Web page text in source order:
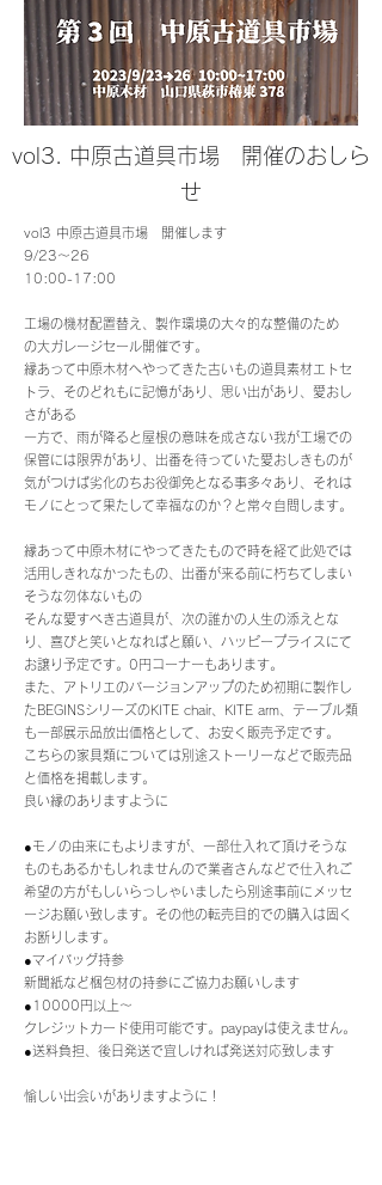
​vol3. 中原古道具市場 開催のおしら
せ
vol3 中原古道具市場 開催します
9/23〜26
10:00-17:00
工場の機材配置替え、製作環境の大々的な整備のため
の大ガレージセール開催です。
縁あって中原木材へやってきた古いもの道具素材エトセ
トラ、そのどれもに記憶があり、思い出があり、愛おし
さがある
一方で、雨が降ると屋根の意味を成さない我が工場での
保管には限界があり、出番を待っていた愛おしきものが
気がつけば劣化のちお役御免となる事多々あり、それは
モノにとって果たして幸福なのか？と常々自問します。
縁あって中原木材にやってきたもので時を経て此処では
活用しきれなかったもの、出番が来る前に朽ちてしまい
そうな勿体ないもの
そんな愛すべき古道具が、次の誰かの人生の添えとな
り、喜びと笑いとなればと願い、ハッピープライスにて
お譲り予定です。0円コーナーもあります。
また、アトリエのバージョンアップのため初期に製作し
たBEGINSシリーズのKITE chair、KITE arm、テーブル類
も一部展示品放出価格として、お安く販売予定です。
こちらの家具類については別途ストーリーなどで販売品
と価格を掲載します。
良い縁のありますように
●モノの由来にもよりますが、一部仕入れて頂けそうな
ものもあるかもしれませんので業者さんなどで仕入れご
希望の方がもしいらっしゃいましたら別途事前にメッセ
ージお願い致します。その他の転売目的での購入は固く
お断りします。
●マイバッグ持参
新聞紙など梱包材の持参にご協力お願いします
●10000円以上〜
クレジットカード使用可能です。paypayは使えません。
●送料負担、後日発送で宜しければ発送対応致します
愉しい出会いがありますように！